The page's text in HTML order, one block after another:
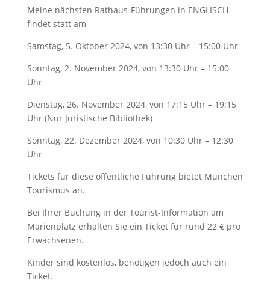
Meine nächsten Rathaus-Führungen in ENGLISCH
findet statt am
Samstag, 5. Oktober 2024, von 13:30 Uhr – 15:00 Uhr
Sonntag, 2. November 2024, von 13:30 Uhr – 15:00
Uhr
Dienstag, 26. November 2024, von 17:15 Uhr – 19:15
Uhr (Nur Juristische Bibliothek)
Sonntag, 22. Dezember 2024, von 10:30 Uhr – 12:30
Uhr
Tickets für diese öffentliche Führung bietet München
Tourismus an.
Bei Ihrer Buchung in der Tourist-Information am
Marienplatz erhalten Sie ein Ticket für rund 22 € pro
Erwachsenen.
Kinder sind kostenlos, benötigen jedoch auch ein
Ticket.